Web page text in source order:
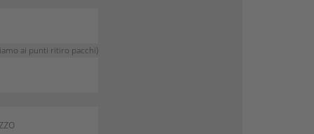
ai punti ritiro pacchi)